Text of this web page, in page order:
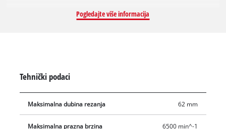
osigurana zbog funkcije laganog pokretanja. Zaštita reznih
antivibracijsku zaštitu za ugodan rad.
Pogledajte više informacija
Tehnički podaci
Maksimalna dubina rezanja 62 mm
Maksimalna prazna brzina 6500 min^-1